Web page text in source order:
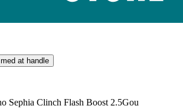
at handle
Sephia Clinch Flash Boost 2.5Gou